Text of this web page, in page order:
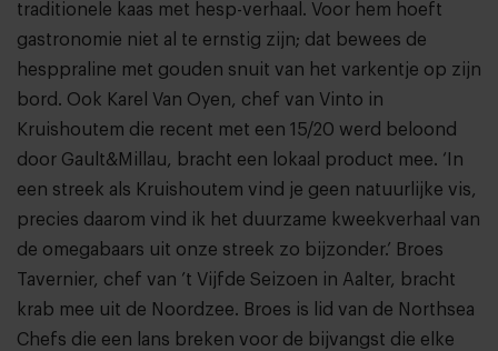
traditionele kaas met hesp-verhaal. Voor hem hoeft
gastronomie niet al te ernstig zijn; dat bewees de
hesppraline met gouden snuit van het varkentje op zijn
bord. Ook Karel Van Oyen, chef van Vinto in
Kruishoutem die recent met een 15/20 werd beloond
door Gault&Millau, bracht een lokaal product mee. ‘In
een streek als Kruishoutem vind je geen natuurlijke vis,
precies daarom vind ik het duurzame kweekverhaal van
de omegabaars uit onze streek zo bijzonder.’ Broes
Tavernier, chef van ’t Vijfde Seizoen in Aalter, bracht
krab mee uit de Noordzee. Broes is lid van de Northsea
Chefs die een lans breken voor de bijvangst die elke